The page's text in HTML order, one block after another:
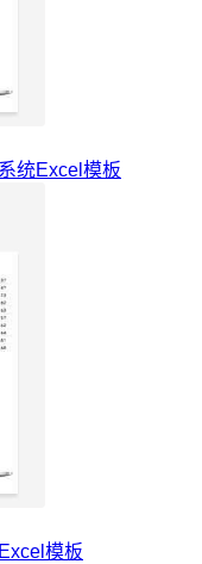
统Excel模板
模板